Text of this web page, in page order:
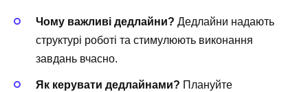
Чому важливі дедлайни? Дедлайни надають
структурі роботі та стимулюють виконання
завдань вчасно.
Як керувати дедлайнами? Плануйте